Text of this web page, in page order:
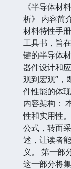
《半导体材
析》 内容简
材料特性手
工具书，旨
键的半导体
器件设计和
观到宏观”，
件性能的体
内容架构：
性和实用性
公式，转而
述，让读者
义。 第一部
这一部分将